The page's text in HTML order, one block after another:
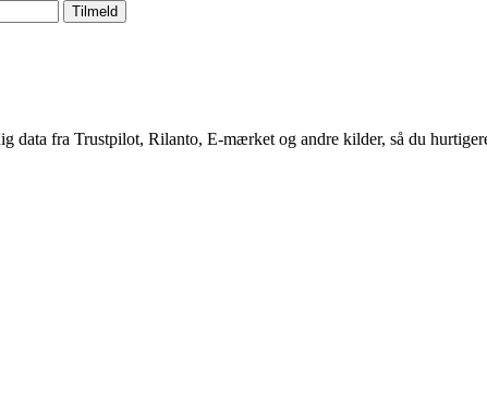
Tilmeld
data fra Trustpilot, Rilanto, E-mærket og andre kilder, så du